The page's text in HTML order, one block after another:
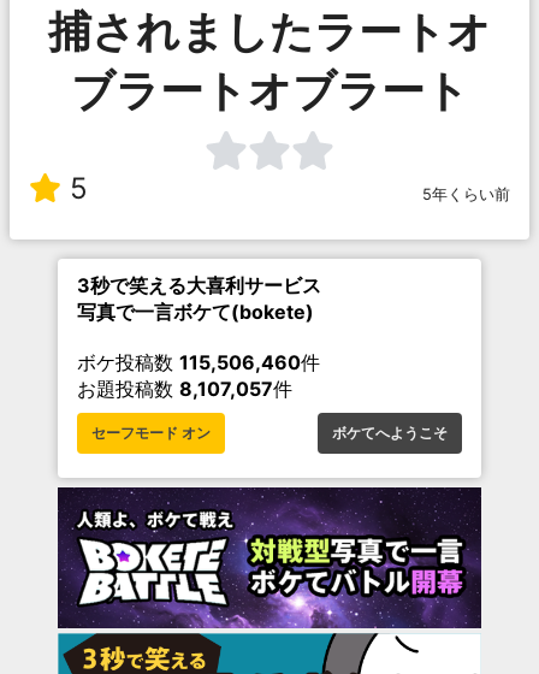
捕されましたラートオ
ブラートオブラート
5 5年くらい前
3秒で笑える大喜利サービス
写真で一言ボケて(bokete)
ボケ投稿数 115,506,460件
お題投稿数 8,107,057件
セーフモード オン ボケてへようこそ